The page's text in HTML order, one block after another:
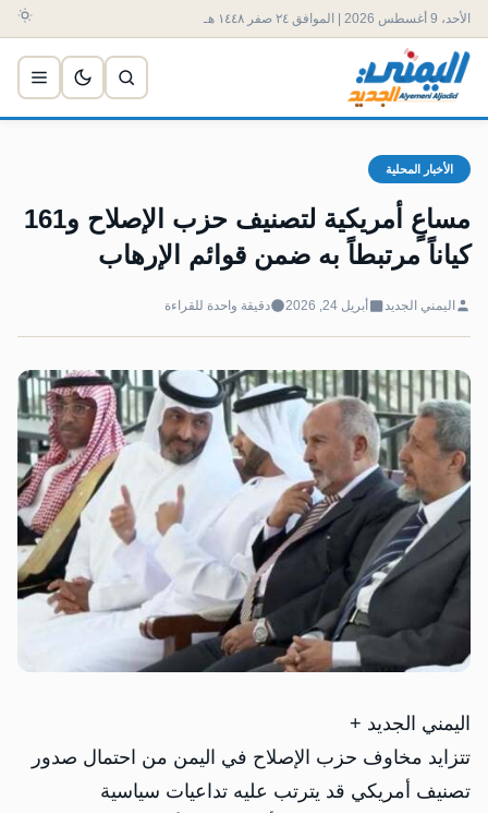
الأحد، 9 أغسطس 2026 | الموافق ٢٤ صفر ١٤٤٨ هـ
الأخبار المحلية
مساعٍ أمريكية لتصنيف حزب الإصلاح و161
كياناً مرتبطاً به ضمن قوائم الإرهاب
اليمني الجديد أبريل 24, 2026 دقيقة واحدة للقراءة
اليمني الجديد +
تتزايد مخاوف حزب الإصلاح في اليمن من احتمال صدور
تصنيف أمريكي قد يترتب عليه تداعيات سياسية